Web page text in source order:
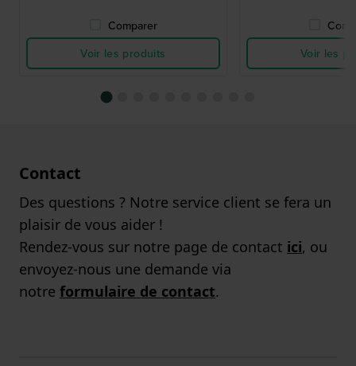
Comparer
Voir les produits
Voir les
Contact
Des questions ? Notre service client se fera un
plaisir de vous aider !
Rendez-vous sur notre page de contact ici, ou
envoyez-nous une demande via
notre formulaire de contact.